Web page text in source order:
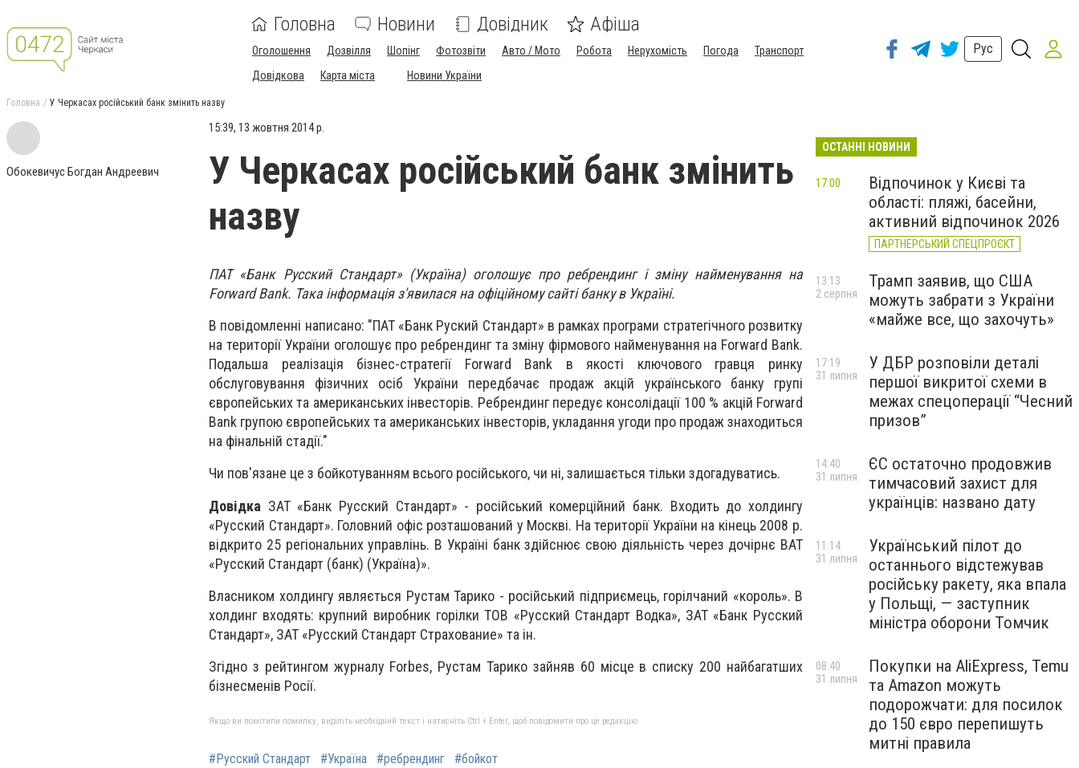
Головна Новини Довідник Афіша
Оголошення Дозвілля Шопінг Фотозвіти Авто / Мото Робота Нерухомість Погода
Транспорт
Довідкова
Карта міста Новини України
Рус
Головна У Черкасах російський банк змінить назву
Обокевичус Богдан Андреевич
15:39, 13 жовтня 2014 р.
У Черкасах російський банк змінить
назву
ПАТ «Банк Русский Стандарт» (Україна) оголошує про ребрендинг і зміну найменування на
Forward Bank. Така інформація з'явилася на офіційному сайті банку в Україні.
В повідомленні написано: "ПАТ «Банк Руский Стандарт» в рамках програми стратегічного розвитку
на території України оголошує про ребрендинг та зміну фірмового найменування на Forward Bank.
Подальша реалізація бізнес-стратегії Forward Bank в якості ключового гравця ринку
обслуговування фізичних осіб України передбачає продаж акцій українського банку групі
європейських та американських інвесторів. Ребрендинг передує консолідації 100 % акцій Forward
Bank групою європейських та американських інвесторів, укладання угоди про продаж знаходиться
на фінальній стадії."
Чи пов'язане це з бойкотуванням всього російського, чи ні, залишається тільки здогадуватись.
Довідка ЗАТ «Банк Русский Стандарт» - російський комерційний банк. Входить до холдингу
«Русский Стандарт». Головний офіс розташований у Москві. На території України на кінець 2008 р.
відкрито 25 регіональних управлінь. В Україні банк здійснює свою діяльність через дочірнє ВАТ
«Русский Стандарт (банк) (Україна)».
Власником холдингу являється Рустам Тарико - російський підприємець, горілчаний «король». В
холдинг входять: крупний виробник горілки ТОВ «Русский Стандарт Водка», ЗАТ «Банк Русский
Стандарт», ЗАТ «Русский Стандарт Страхование» та ін.
Згідно з рейтингом журналу Forbes, Рустам Тарико зайняв 60 місце в списку 200 найбагатших
бізнесменів Росії.
Якщо ви помітили помилку, виділіть необхідний текст і натисніть Ctrl + Enter, щоб повідомити про це редакцію
#Русский Стандарт #Україна #ребрендинг #бойкот
ОСТАННІ НОВИНИ
Відпочинок у Києві та
області: пляжі, басейни,
активний відпочинок 2026
ПАРТНЕРСЬКИЙ СПЕЦПРОЄКТ
17:00
Трамп заявив, що США
можуть забрати з України
«майже все, що захочуть»
13:13
2 серпня
У ДБР розповіли деталі
першої викритої схеми в
межах спецоперації “Чесний
призов”
17:19
31 липня
ЄС остаточно продовжив
тимчасовий захист для
українців: названо дату
14:40
31 липня
Український пілот до
останнього відстежував
російську ракету, яка впала
у Польщі, — заступник
міністра оборони Томчик
11:14
31 липня
Покупки на AliExpress, Temu
та Amazon можуть
подорожчати: для посилок
до 150 євро перепишуть
митні правила
08:40
31 липня